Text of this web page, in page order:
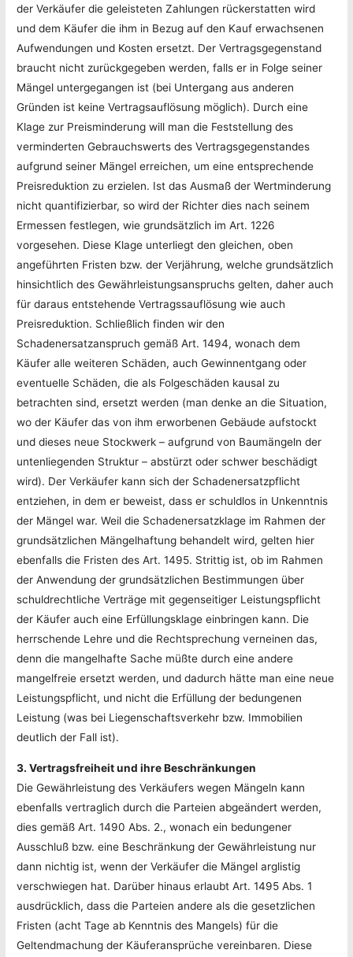
der Verkäufer die geleisteten Zahlungen rückerstatten wird
und dem Käufer die ihm in Bezug auf den Kauf erwachsenen
Aufwendungen und Kosten ersetzt. Der Vertragsgegenstand
braucht nicht zurückgegeben werden, falls er in Folge seiner
Mängel untergegangen ist (bei Untergang aus anderen
Gründen ist keine Vertragsauflösung möglich). Durch eine
Klage zur Preisminderung will man die Feststellung des
verminderten Gebrauchswerts des Vertragsgegenstandes
aufgrund seiner Mängel erreichen, um eine entsprechende
Preisreduktion zu erzielen. Ist das Ausmaß der Wertminderung
nicht quantifizierbar, so wird der Richter dies nach seinem
Ermessen festlegen, wie grundsätzlich im Art. 1226
vorgesehen. Diese Klage unterliegt den gleichen, oben
angeführten Fristen bzw. der Verjährung, welche grundsätzlich
hinsichtlich des Gewährleistungsanspruchs gelten, daher auch
für daraus entstehende Vertragssauflösung wie auch
Preisreduktion. Schließlich finden wir den
Schadenersatzanspruch gemäß Art. 1494, wonach dem
Käufer alle weiteren Schäden, auch Gewinnentgang oder
eventuelle Schäden, die als Folgeschäden kausal zu
betrachten sind, ersetzt werden (man denke an die Situation,
wo der Käufer das von ihm erworbenen Gebäude aufstockt
und dieses neue Stockwerk – aufgrund von Baumängeln der
untenliegenden Struktur – abstürzt oder schwer beschädigt
wird). Der Verkäufer kann sich der Schadenersatzpflicht
entziehen, in dem er beweist, dass er schuldlos in Unkenntnis
der Mängel war. Weil die Schadenersatzklage im Rahmen der
grundsätzlichen Mängelhaftung behandelt wird, gelten hier
ebenfalls die Fristen des Art. 1495. Strittig ist, ob im Rahmen
der Anwendung der grundsätzlichen Bestimmungen über
schuldrechtliche Verträge mit gegenseitiger Leistungspflicht
der Käufer auch eine Erfüllungsklage einbringen kann. Die
herrschende Lehre und die Rechtsprechung verneinen das,
denn die mangelhafte Sache müßte durch eine andere
mangelfreie ersetzt werden, und dadurch hätte man eine neue
Leistungspflicht, und nicht die Erfüllung der bedungenen
Leistung (was bei Liegenschaftsverkehr bzw. Immobilien
deutlich der Fall ist).
3. Vertragsfreiheit und ihre Beschränkungen
Die Gewährleistung des Verkäufers wegen Mängeln kann
ebenfalls vertraglich durch die Parteien abgeändert werden,
dies gemäß Art. 1490 Abs. 2., wonach ein bedungener
Ausschluß bzw. eine Beschränkung der Gewährleistung nur
dann nichtig ist, wenn der Verkäufer die Mängel arglistig
verschwiegen hat. Darüber hinaus erlaubt Art. 1495 Abs. 1
ausdrücklich, dass die Parteien andere als die gesetzlichen
Fristen (acht Tage ab Kenntnis des Mangels) für die
Geltendmachung der Käuferansprüche vereinbaren. Diese